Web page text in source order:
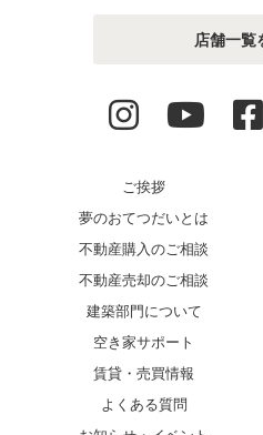
店舗一覧
ご挨拶
夢のおてつだいとは
不動産購入のご相談
不動産売却のご相談
建築部門について
空き家サポート
賃貸・売買情報
よくある質問